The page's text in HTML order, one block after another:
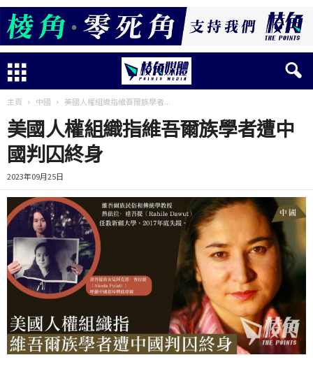
主頁 中國 美國人權組織指維吾爾族學者...
美國人權組織指維吾爾族學者遭中
國判囚終身
2023年09月25日